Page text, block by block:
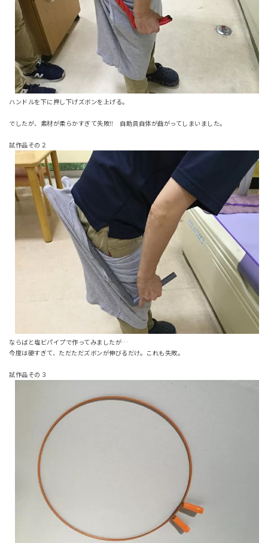
ハンドルを下に押し下げズボンを上げる。
でしたが、素材が柔らかすぎて失敗‼ 自助具自体が曲がってしまいました。
試作品その２
ならばと塩ビパイプで作ってみましたが…
今度は硬すぎて、ただただズボンが伸びるだけ。これも失敗。
試作品その３